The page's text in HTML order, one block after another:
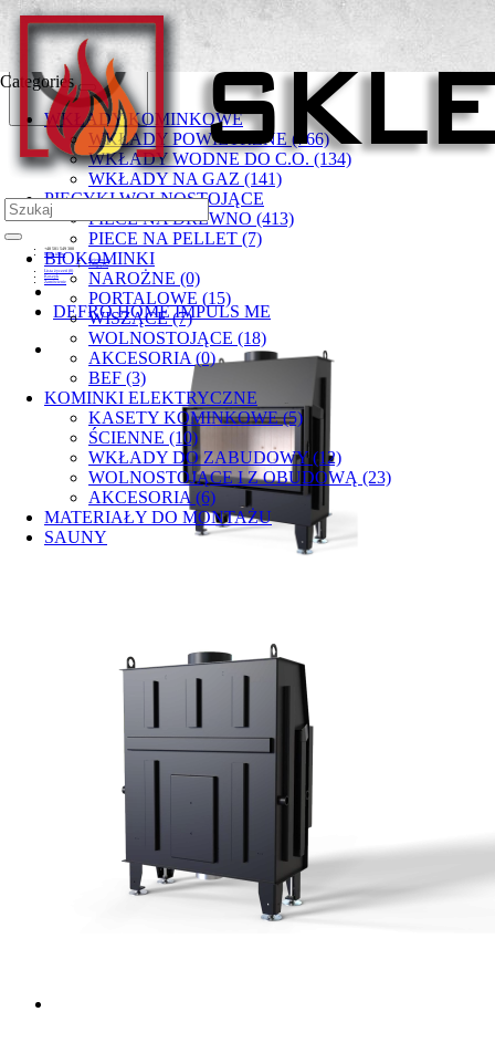
+48 501 549 300
Moje konto
Rejestracja
Zaloguj się
Lista życzeń (0)
Koszyk
Zamówienie
Categories
WKŁADY KOMINKOWE
WKŁADY POWIETRZNE (766)
WKŁADY WODNE DO C.O. (134)
WKŁADY NA GAZ (141)
PIECYKI WOLNOSTOJĄCE
PIECE NA DREWNO (413)
PIECE NA PELLET (7)
BIOKOMINKI
NAROŻNE (0)
PORTALOWE (15)
WISZĄCE (7)
WOLNOSTOJĄCE (18)
AKCESORIA (0)
BEF (3)
KOMINKI ELEKTRYCZNE
KASETY KOMINKOWE (5)
ŚCIENNE (10)
WKŁADY DO ZABUDOWY (12)
WOLNOSTOJĄCE I Z OBUDOWĄ (23)
AKCESORIA (6)
MATERIAŁY DO MONTAŻU
SAUNY
DEFRO HOME IMPULS ME